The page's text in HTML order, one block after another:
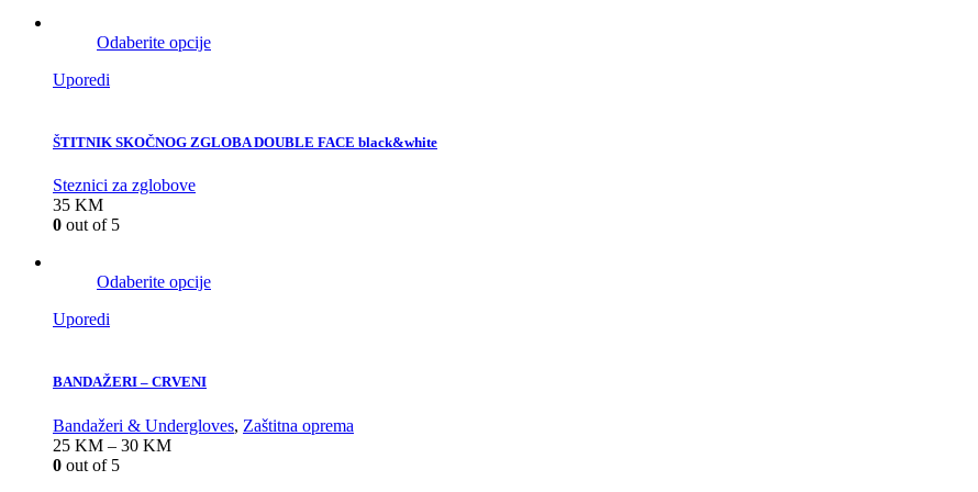
Odaberite opcije
Uporedi
ŠTITNIK SKOČNOG ZGLOBA DOUBLE FACE black&white
Steznici za zglobove
35 KM
0 out of 5
Odaberite opcije
Uporedi
BANDAŽERI – CRVENI
Bandažeri & Undergloves, Zaštitna oprema
25 KM – 30 KM
0 out of 5